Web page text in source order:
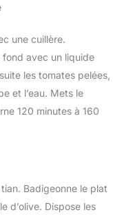
une cuillère.
fond avec un liquide
les tomates pelées,
et l’eau. Mets le
120 minutes à 160
Badigeonne le plat
d’olive. Dispose les